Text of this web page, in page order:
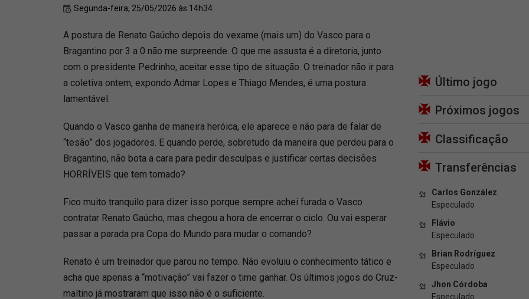
Segunda-feira, 25/05/2026 às 14h34
A postura de Renato Gaúcho depois do vexame (mais um) do Vasco para o
Bragantino por 3 a 0 não me surpreende. O que me assusta é a diretoria, junto
com o presidente Pedrinho, aceitar esse tipo de situação. O treinador não ir para
a coletiva ontem, expondo Admar Lopes e Thiago Mendes, é uma postura
lamentável.
Quando o Vasco ganha de maneira heróica, ele aparece e não para de falar de
“tesão” dos jogadores. E quando perde, sobretudo da maneira que perdeu para o
Bragantino, não bota a cara para pedir desculpas e justificar certas decisões
HORRÍVEIS que tem tomado?
Fico muito tranquilo para dizer isso porque sempre achei furada o Vasco
contratar Renato Gaúcho, mas chegou a hora de encerrar o ciclo. Ou vai esperar
passar a parada pra Copa do Mundo para mudar o comando?
Renato é um treinador que parou no tempo. Não evoluiu o conhecimento tático e
acha que apenas a “motivação” vai fazer o time ganhar. Os últimos jogos do Cruz-
maltino já mostraram que isso não é o suficiente.
Último jogo
Próximos jogos
Classificação
Transferências
Carlos González
Especulado
Flávio
Especulado
Brian Rodríguez
Especulado
Jhon Córdoba
Especulado